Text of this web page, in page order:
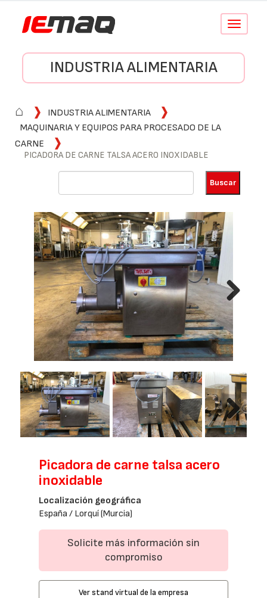
Conmutar
INDUSTRIA ALIMENTARIA
⌂
INDUSTRIA ALIMENTARIA
MAQUINARIA Y EQUIPOS PARA PROCESADO DE LA
CARNE
PICADORA DE CARNE TALSA ACERO INOXIDABLE
Next
Next
Picadora de carne talsa acero
inoxidable
Localización geográfica
España / Lorquí (Murcia)
Solicite más información sin
compromiso
Ver stand virtual de la empresa